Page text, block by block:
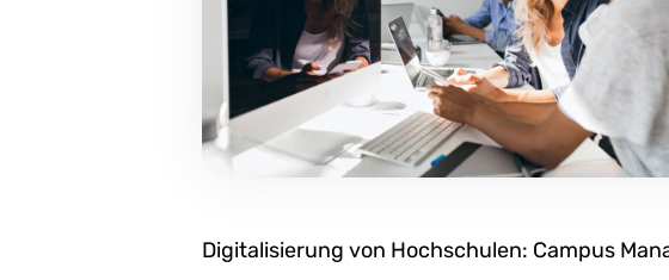
Digitalisierung von Hochschulen: Campus